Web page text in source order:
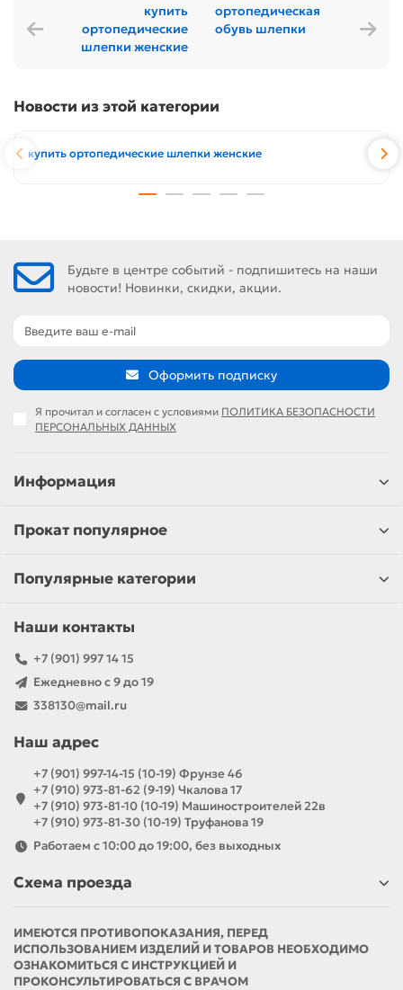
купить
ортопедические
шлепки женские
ортопедическая
обувь шлепки
Новости из этой категории
купить ортопедические шлепки женские
Будьте в центре событий - подпишитесь на наши
новости! Новинки, скидки, акции.
Оформить подписку
Я прочитал и согласен с условиями ПОЛИТИКА БЕЗОПАСНОСТИ
ПЕРСОНАЛЬНЫХ ДАННЫХ
Информация
Прокат популярное
Популярные категории
Наши контакты
+7 (901) 997 14 15
Ежедневно с 9 до 19
338130@mail.ru
Наш адрес
+7 (901) 997-14-15 (10-19) Фрунзе 46
+7 (910) 973-81-62 (9-19) Чкалова 17
+7 (910) 973-81-10 (10-19) Машиностроителей 22в
+7 (910) 973-81-30 (10-19) Труфанова 19
Работаем с 10:00 до 19:00, без выходных
Схема проезда
ИМЕЮТСЯ ПРОТИВОПОКАЗАНИЯ, ПЕРЕД
ИСПОЛЬЗОВАНИЕМ ИЗДЕЛИЙ И ТОВАРОВ НЕОБХОДИМО
ОЗНАКОМИТЬСЯ С ИНСТРУКЦИЕЙ И
ПРОКОНСУЛЬТИРОВАТЬСЯ С ВРАЧОМ